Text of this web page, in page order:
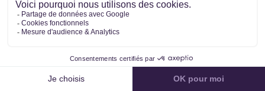
Droit de rétractation
Réparation Turbo
Retour de votre ancienne pièce
Pourquoi nous choisir ?